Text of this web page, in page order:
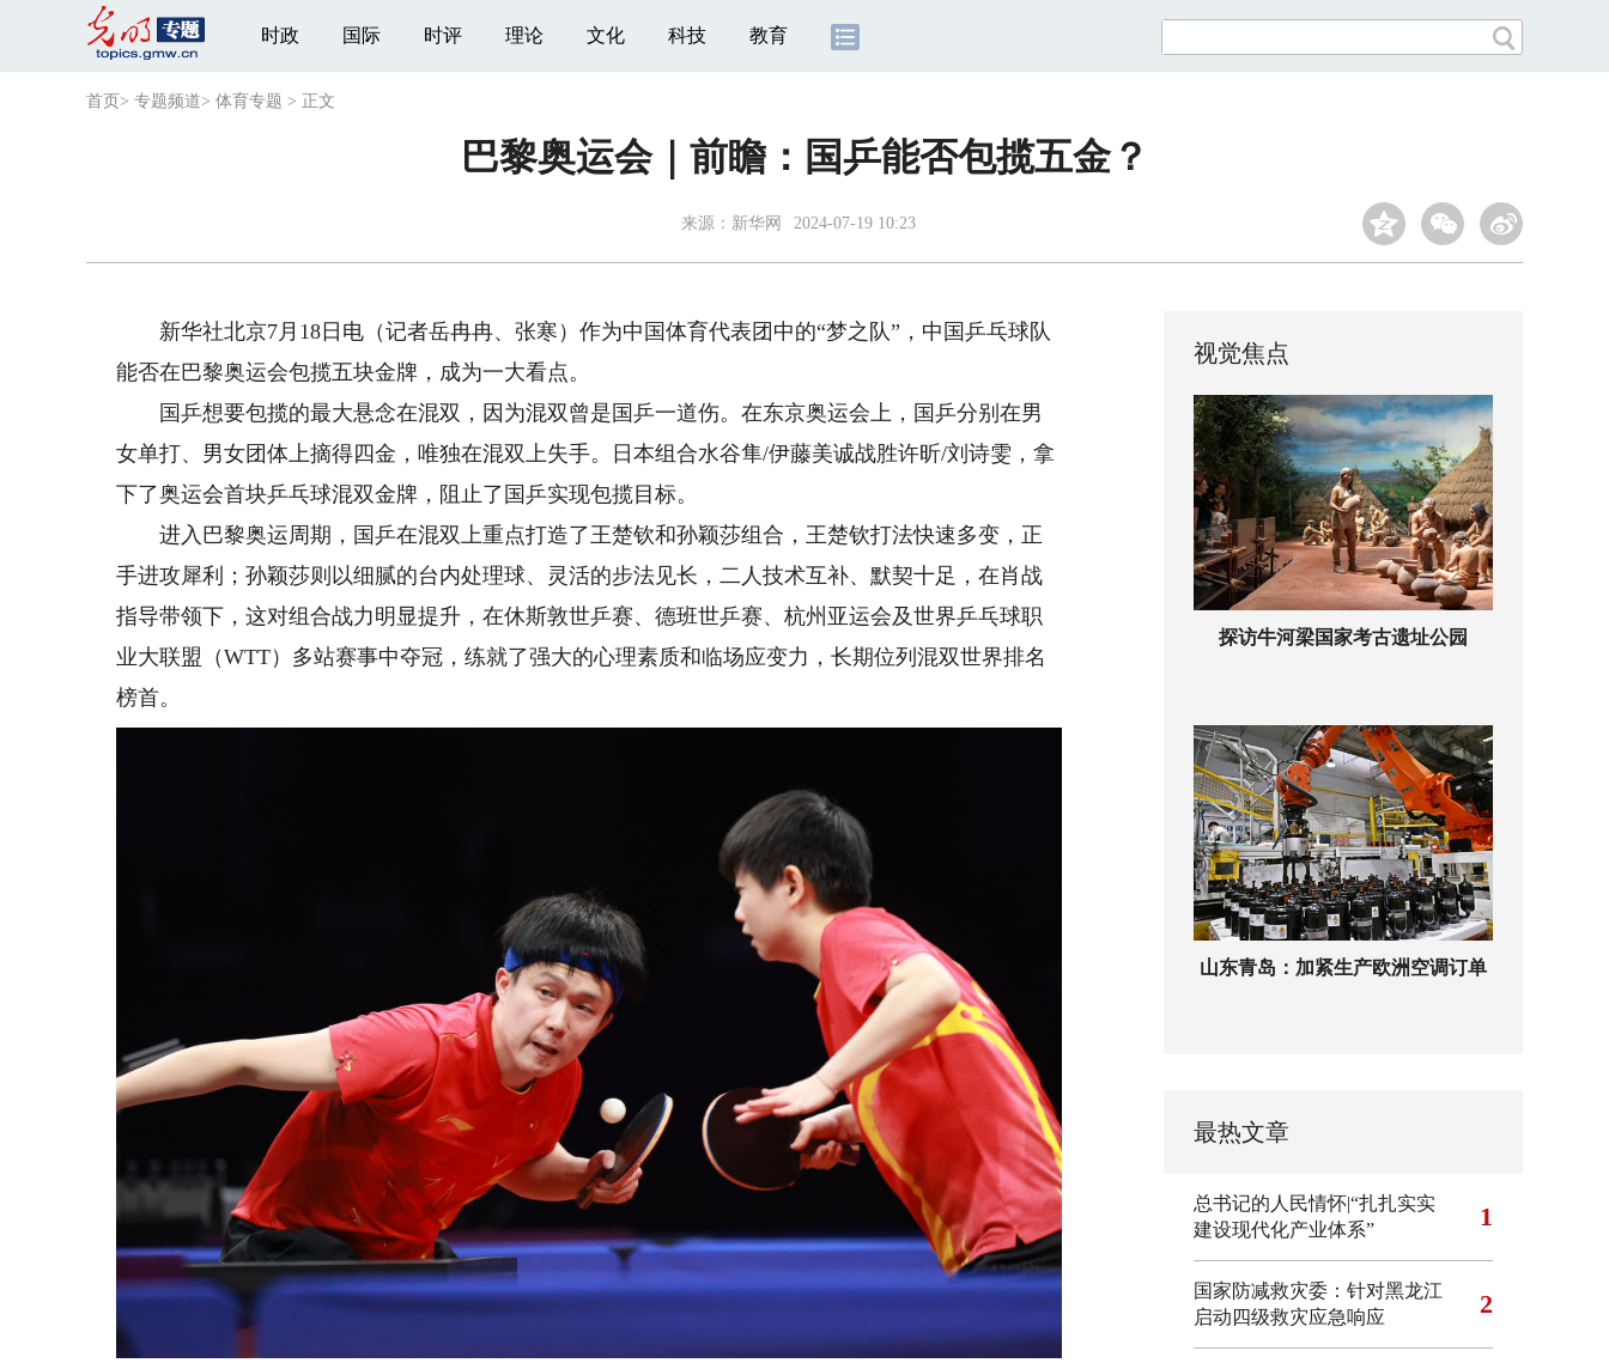
时政 国际 时评 理论 文化 科技 教育
首页 > 专题频道> 体育专题 > 正文
巴黎奥运会｜前瞻：国乒能否包揽五金？
来源： 新华网 2024-07-19 10:23
新华社北京7月18日电（记者岳冉冉、张寒）作为中国体育代表团中的“梦之队”，中国乒乓球队
能否在巴黎奥运会包揽五块金牌，成为一大看点。
国乒想要包揽的最大悬念在混双，因为混双曾是国乒一道伤。在东京奥运会上，国乒分别在男
女单打、男女团体上摘得四金，唯独在混双上失手。日本组合水谷隼/伊藤美诚战胜许昕/刘诗雯，拿
下了奥运会首块乒乓球混双金牌，阻止了国乒实现包揽目标。
进入巴黎奥运周期，国乒在混双上重点打造了王楚钦和孙颖莎组合，王楚钦打法快速多变，正
手进攻犀利；孙颖莎则以细腻的台内处理球、灵活的步法见长，二人技术互补、默契十足，在肖战
指导带领下，这对组合战力明显提升，在休斯敦世乒赛、德班世乒赛、杭州亚运会及世界乒乓球职
业大联盟（WTT）多站赛事中夺冠，练就了强大的心理素质和临场应变力，长期位列混双世界排名
榜首。
视觉焦点
探访牛河梁国家考古遗址公园
山东青岛：加紧生产欧洲空调订单
最热文章
总书记的人民情怀|“扎扎实实
建设现代化产业体系”
1
国家防减救灾委：针对黑龙江
启动四级救灾应急响应
2